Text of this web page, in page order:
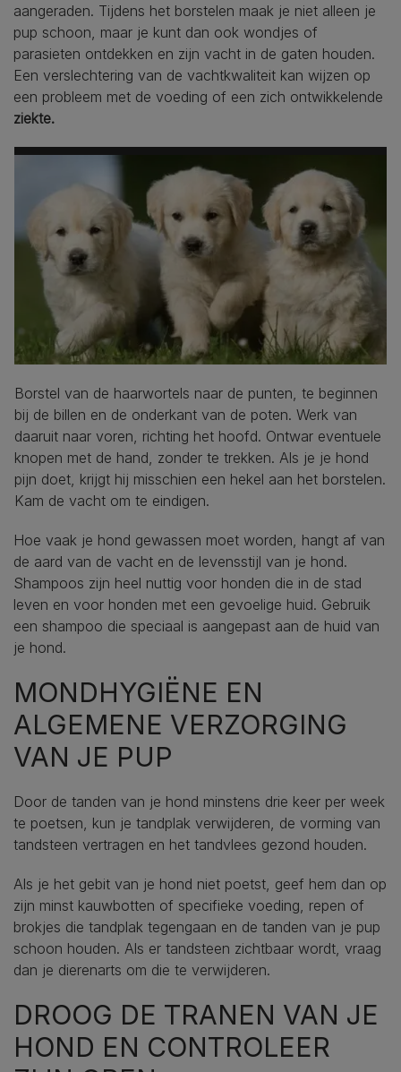
aangeraden. Tijdens het borstelen maak je niet alleen je
pup schoon, maar je kunt dan ook wondjes of
parasieten ontdekken en zijn vacht in de gaten houden.
Een verslechtering van de vachtkwaliteit kan wijzen op
een probleem met de voeding of een zich ontwikkelende
ziekte.
Borstel van de haarwortels naar de punten, te beginnen
bij de billen en de onderkant van de poten. Werk van
daaruit naar voren, richting het hoofd. Ontwar eventuele
knopen met de hand, zonder te trekken. Als je je hond
pijn doet, krijgt hij misschien een hekel aan het borstelen.
Kam de vacht om te eindigen.
Hoe vaak je hond gewassen moet worden, hangt af van
de aard van de vacht en de levensstijl van je hond.
Shampoos zijn heel nuttig voor honden die in de stad
leven en voor honden met een gevoelige huid. Gebruik
een shampoo die speciaal is aangepast aan de huid van
je hond.
MONDHYGIËNE EN
ALGEMENE VERZORGING
VAN JE PUP
Door de tanden van je hond minstens drie keer per week
te poetsen, kun je tandplak verwijderen, de vorming van
tandsteen vertragen en het tandvlees gezond houden.
Als je het gebit van je hond niet poetst, geef hem dan op
zijn minst kauwbotten of specifieke voeding, repen of
brokjes die tandplak tegengaan en de tanden van je pup
schoon houden. Als er tandsteen zichtbaar wordt, vraag
dan je dierenarts om die te verwijderen.
DROOG DE TRANEN VAN JE
HOND EN CONTROLEER